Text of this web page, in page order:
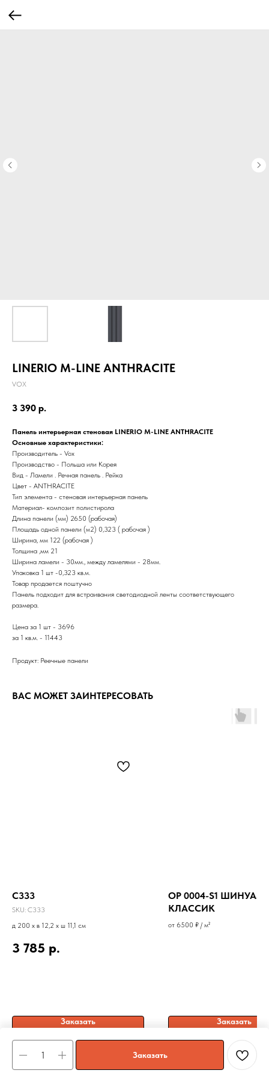
LINERIO M-LINE ANTHRACITE
VOX
3 390 р.
Заказать
Панель интерьерная стеновая LINERIO M-LINE ANTHRACITE
Основные характеристики:
Производитель - Vox
Производство - Польша или Корея
Вид - Ламели . Речная панель . Рейка
Цвет - ANTHRACITE
Тип элемента - стеновая интерьерная панель
Материал- композит полистирола
Длина панели (мм) 2650 (рабочая)
Площадь одной панели (м2) 0,323 ( рабочая )
Ширина, мм 122 (рабочая )
Толщина ,мм 21
Ширина ламели - 30мм., между ламелями - 28мм.
Упаковка 1 шт -0,323 кв.м.
Товар продается поштучно
Панель подходит для встраивания светодиодной ленты соответствующего
размера.
Цена за 1 шт - 3696
за 1 кв.м. - 11443
Продукт: Реечные панели
ВАС МОЖЕТ ЗАИНТЕРЕСОВАТЬ
C333
SKU: C333
д 200 x в 12,2 x ш 11,1 см
3 785 р.
Заказать
OP 0004-S1
КЛАССИК
от 6500 ₽ / м²
Заказать